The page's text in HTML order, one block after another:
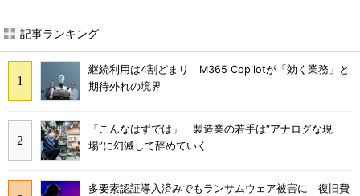
記事ランキング
継続利用は4割どまり M365 Copilotが「効く業務」と
期待外れの境界
「こんなはずでは」 製造業の若手は“アナログな現
場”に幻滅して辞めていく
多要素認証導入済みでもランサムウェア被害に 復旧費